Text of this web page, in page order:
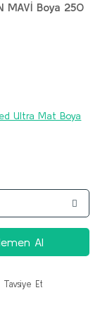
MAVİ Boya 250
Ultra Mat Boya
Al
Tavsiye Et